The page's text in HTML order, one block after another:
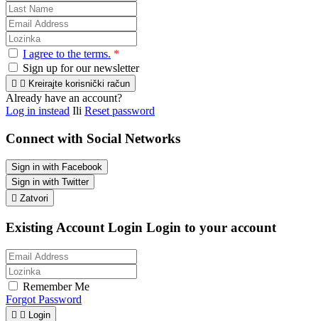
I agree to the terms. *
Sign up for our newsletter
  Kreirajte korisnički račun
Already have an account?
Log in instead Ili Reset password
Connect with Social Networks
Sign in with Facebook
Sign in with Twitter
 Zatvori
Existing Account Login Login to your account
Remember Me
Forgot Password
  Login